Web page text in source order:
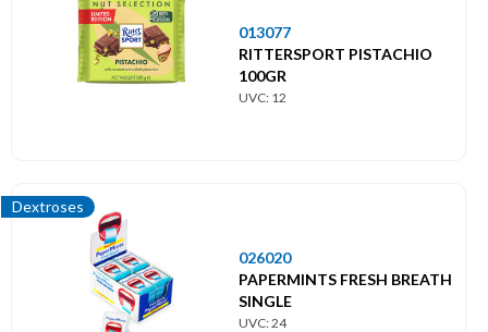
013077
RITTERSPORT PISTACHIO
100GR
UVC: 12
Dextroses
026020
PAPERMINTS FRESH BREATH
SINGLE
UVC: 24